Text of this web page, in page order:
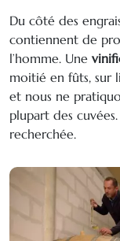
Du côté des
contiennent de
l’homme. Une
moitié en fûts, sur
et nous ne
plupart des
recherchée.